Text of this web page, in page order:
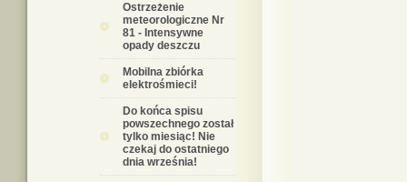
Ostrzeżenie
meteorologiczne Nr
81 - Intensywne
opady deszczu
Mobilna zbiórka
elektrośmieci!
Do końca spisu
powszechnego został
tylko miesiąc! Nie
czekaj do ostatniego
dnia września!